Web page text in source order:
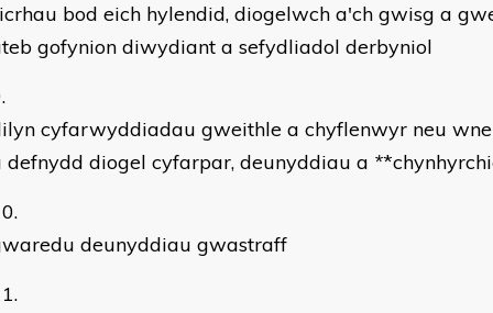
bod eich hylendid, diogelwch a'ch gwisg a
gofynion diwydiant a sefydliadol derbyniol
cyfarwyddiadau gweithle a chyflenwyr neu
defnydd diogel cyfarpar, deunyddiau a *
deunyddiau gwastraff